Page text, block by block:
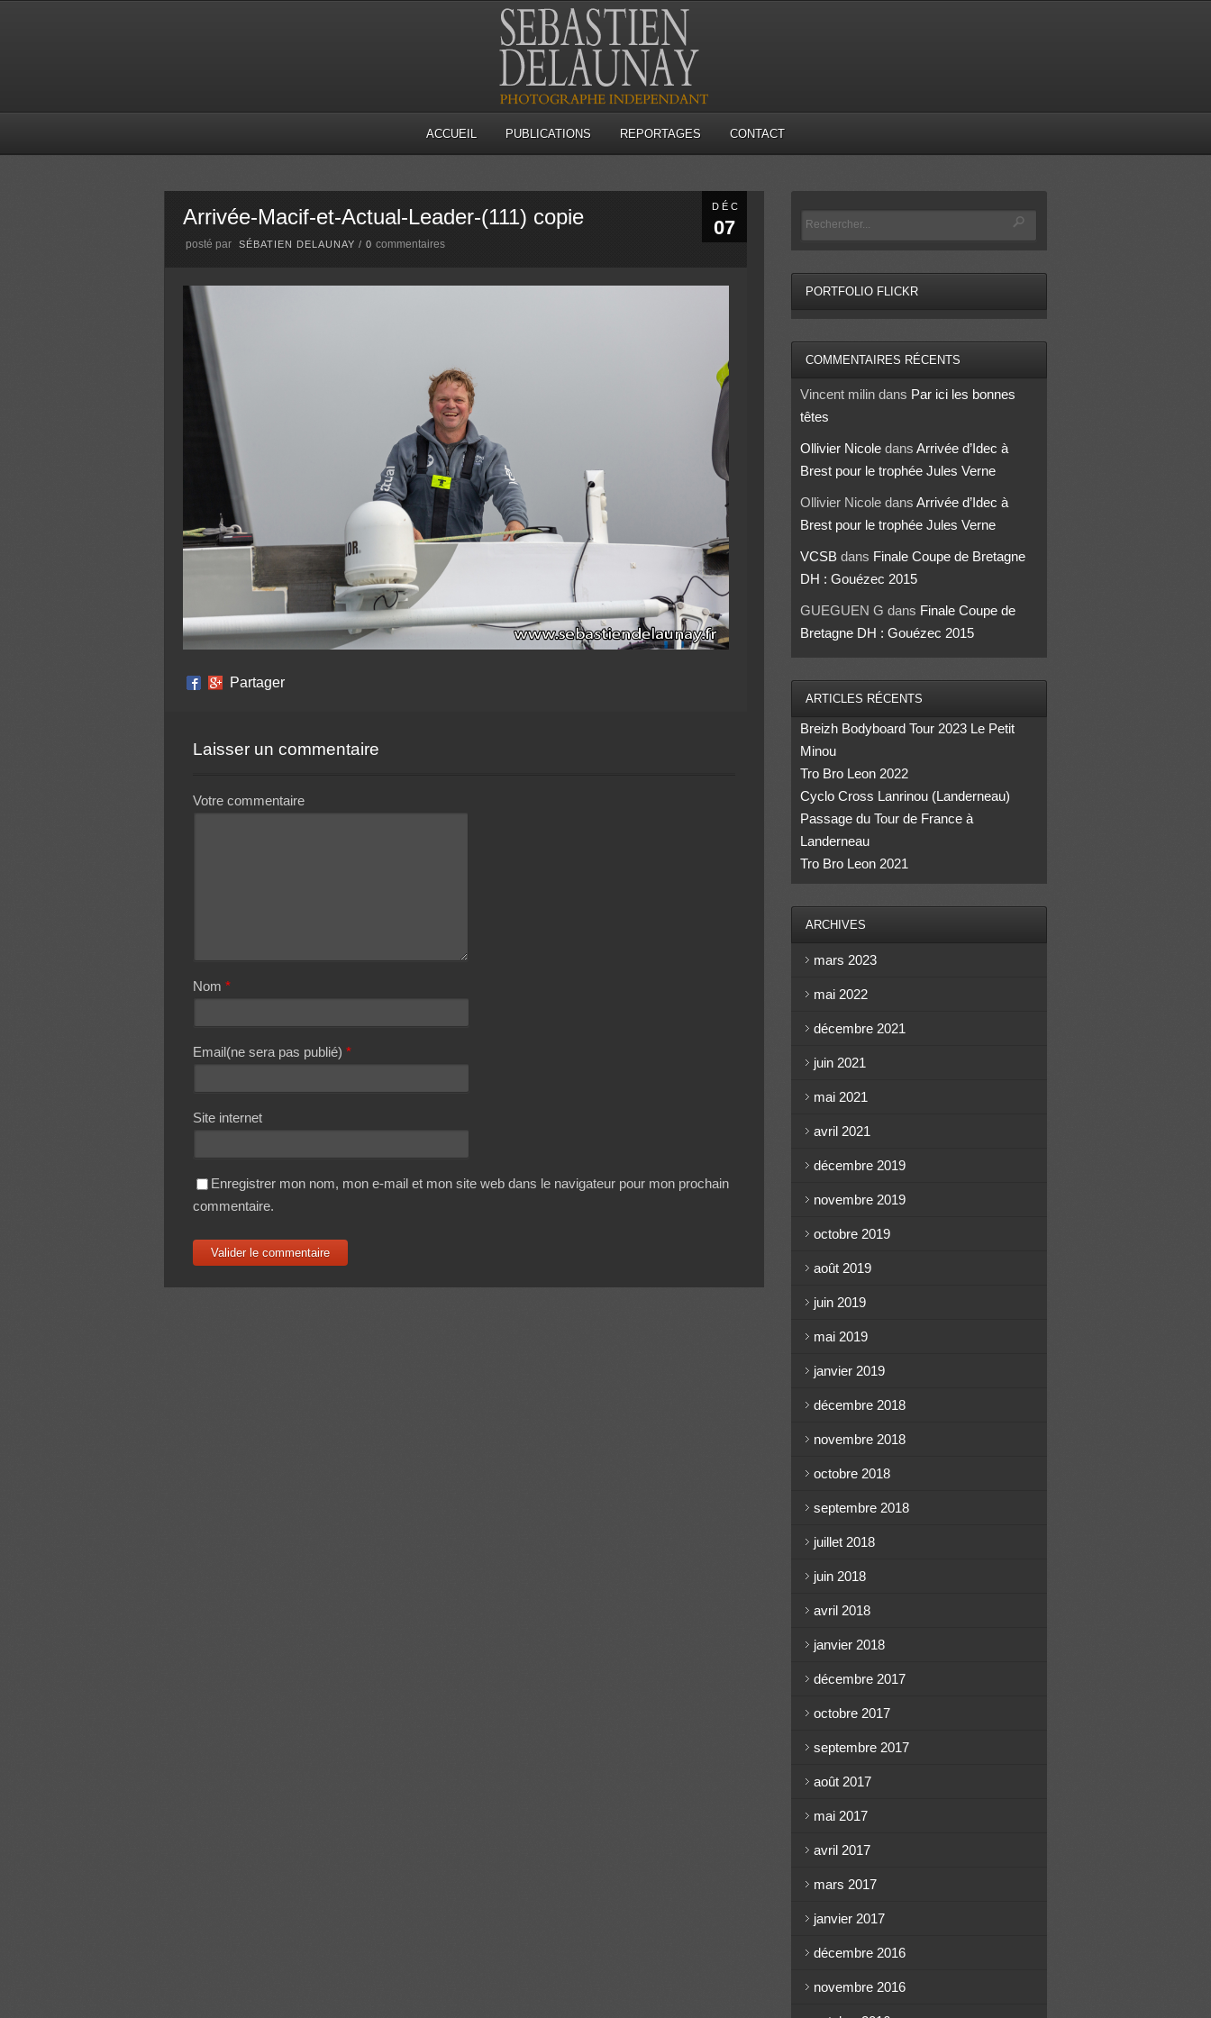
ACCUEIL PUBLICATIONS REPORTAGES CONTACT
DÉC
07
Arrivée-Macif-et-Actual-Leader-(111) copie
posté par SÉBATIEN DELAUNAY / 0 commentaires
Partager
Laisser un commentaire
Votre commentaire
Nom *
Email(ne sera pas publié) *
Site internet
Enregistrer mon nom, mon e-mail et mon site web dans le navigateur pour mon prochain
commentaire.
PORTFOLIO FLICKR
COMMENTAIRES RÉCENTS
Vincent milindans Par ici les bonnes
têtes
Ollivier Nicoledans Arrivée d’Idec à
Brest pour le trophée Jules Verne
Ollivier Nicoledans Arrivée d’Idec à
Brest pour le trophée Jules Verne
VCSBdans Finale Coupe de Bretagne
DH : Gouézec 2015
GUEGUEN G dans Finale Coupe de
Bretagne DH : Gouézec 2015
ARTICLES RÉCENTS
Breizh Bodyboard Tour 2023 Le Petit
Minou
Tro Bro Leon 2022
Cyclo Cross Lanrinou (Landerneau)
Passage du Tour de France à
Landerneau
Tro Bro Leon 2021
ARCHIVES
mars 2023
mai 2022
décembre 2021
juin 2021
mai 2021
avril 2021
décembre 2019
novembre 2019
octobre 2019
août 2019
juin 2019
mai 2019
janvier 2019
décembre 2018
novembre 2018
octobre 2018
septembre 2018
juillet 2018
juin 2018
avril 2018
janvier 2018
décembre 2017
octobre 2017
septembre 2017
août 2017
mai 2017
avril 2017
mars 2017
janvier 2017
décembre 2016
novembre 2016